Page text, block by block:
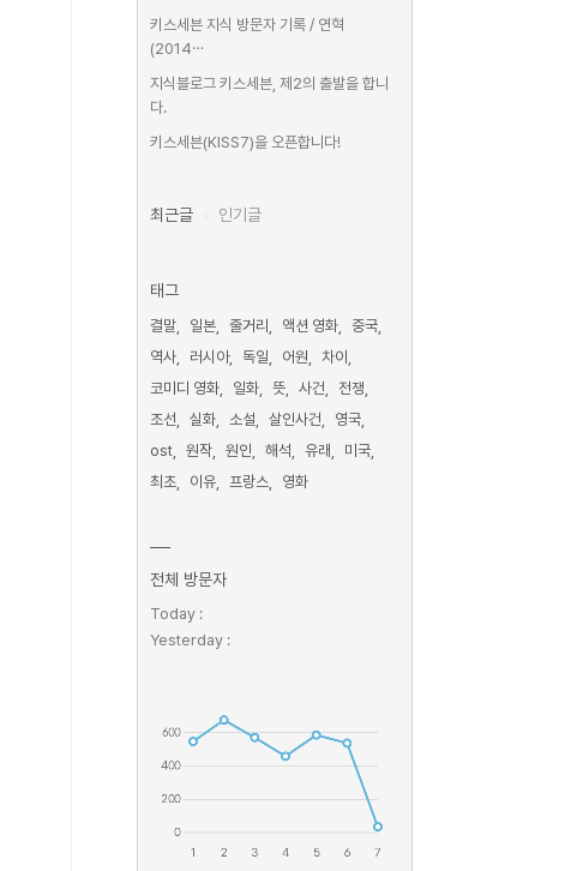
키스세븐 지식 방문자 기록 / 연혁
(2014⋯
지식블로그 키스세븐, 제2의 출발을 합니
다.
키스세븐(KISS7)을 오픈합니다!
최근글 인기글
태그
결말 일본 줄거리 액션 영화
중국
역사
러시아 독일 어원
차이
코미디 영화
일화 뜻 사건
전쟁
조선
실화 소설 살인사건
영국
ost
원작 원인 해석 유래
미국
최초
이유 프랑스 영화
전체 방문자
Today :
Yesterday :